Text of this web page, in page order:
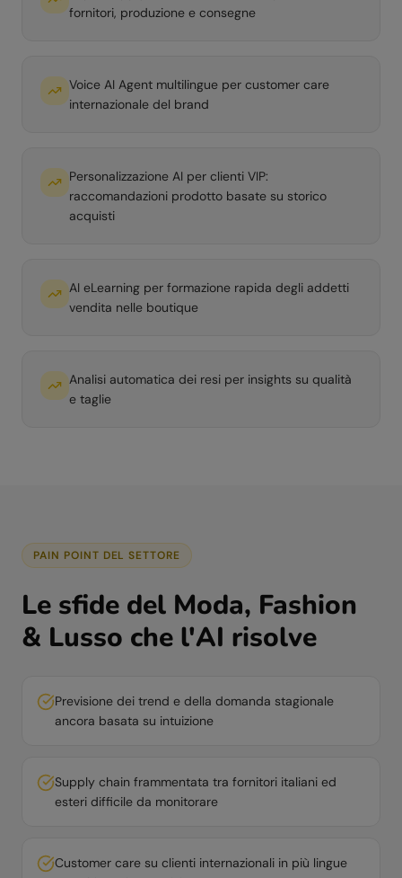
fornitori, produzione e consegne
Voice AI Agent multilingue per customer care
internazionale del brand
Personalizzazione AI per clienti VIP:
raccomandazioni prodotto basate su storico
acquisti
AI eLearning per formazione rapida degli addetti
vendita nelle boutique
Analisi automatica dei resi per insights su qualità
e taglie
PAIN POINT DEL SETTORE
Le sfide del Moda, Fashion
& Lusso che l'AI risolve
Previsione dei trend e della domanda stagionale
ancora basata su intuizione
Supply chain frammentata tra fornitori italiani ed
esteri difficile da monitorare
Customer care su clienti internazionali in più lingue